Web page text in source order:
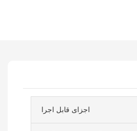
اجزای قابل اجرا